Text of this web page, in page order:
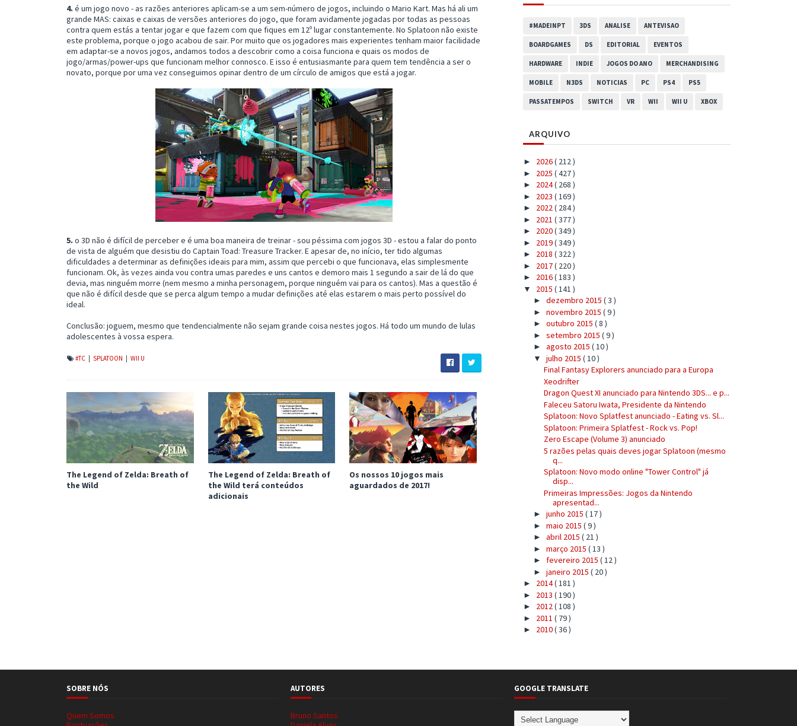
4. é um jogo novo - as razões anteriores aplicam-se a um sem-número de jogos, incluindo o Mario Kart. Mas há ali um
grande MAS: caixas e caixas de versões anteriores do jogo, que foram avidamente jogadas por todas as pessoas
contra quem estás a tentar jogar e que fazem com que fiques em 12º lugar constantemente. No Splatoon não existe
este problema, porque o jogo acabou de sair. Por muito que os jogadores mais experientes tenham maior facilidade
em adaptar-se a novos jogos, andamos todos a descobrir como a coisa funciona e quais os modos de
jogo/armas/power-ups que funcionam melhor connosco. E isso é entusiasmante para quem tem tendência a ser o
novato, porque por uma vez conseguimos opinar dentro de um círculo de amigos que está a jogar.
5. o 3D não é difícil de perceber e é uma boa maneira de treinar - sou péssima com jogos 3D - estou a falar do ponto
de vista de alguém que desistiu do Captain Toad: Treasure Tracker. E apesar de, no início, ter tido algumas
dificuldades a determinar as definições ideais para mim, assim que percebi o que funcionava, elas simplesmente
funcionam. Ok, às vezes ainda vou contra umas paredes e uns cantos e demoro mais 1 segundo a sair de lá do que
devia, mas ninguém morre (nem mesmo a minha personagem, porque ninguém vai para os cantos). Mas a questão é
que não é difícil desde que se perca algum tempo a mudar definições até elas estarem o mais perto possível do
ideal.
Conclusão: joguem, mesmo que tendencialmente não sejam grande coisa nestes jogos. Há todo um mundo de lulas
adolescentes à vossa espera.
#TC SPLATOON WII U
The Legend of Zelda: Breath of
the Wild
The Legend of Zelda: Breath of
the Wild terá conteúdos
adicionais
Os nossos 10 jogos mais
aguardados de 2017!
#MADEINPT 3DS ANALISE ANTEVISAO
BOARDGAMES DS EDITORIAL EVENTOS
HARDWARE INDIE JOGOS DO ANO MERCHANDISING
MOBILE N3DS NOTICIAS PC PS4 PS5
PASSATEMPOS SWITCH VR WII WII U XBOX
ARQUIVO
► 2026( 212 )
► 2025 ( 427 )
► 2024( 268 )
► 2023 ( 169 )
► 2022( 284 )
► 2021 ( 377 )
► 2020( 349 )
► 2019( 349 )
► 2018 ( 322 )
► 2017( 220 )
► 2016( 183 )
▼ 2015 ( 141 )
► dezembro 2015 ( 3 )
► novembro 2015 ( 9 )
► outubro 2015 ( 8 )
► setembro 2015 ( 9 )
► agosto 2015 ( 10 )
▼ julho 2015 ( 10 )
Final Fantasy Explorers anunciado para a Europa
Xeodrifter
Dragon Quest XI anunciado para Nintendo 3DS... e p...
Faleceu Satoru Iwata, Presidente da Nintendo
Splatoon: Novo Splatfest anunciado - Eating vs. Sl...
Splatoon: Primeira Splatfest - Rock vs. Pop!
Zero Escape (Volume 3) anunciado
5 razões pelas quais deves jogar Splatoon (mesmo
q...
Splatoon: Novo modo online "Tower Control" já
disp...
Primeiras Impressões: Jogos da Nintendo
apresentad...
► junho 2015 ( 17 )
► maio 2015 ( 9 )
► abril 2015 ( 21 )
► março 2015 ( 13 )
► fevereiro 2015 ( 12 )
► janeiro 2015 ( 20 )
► 2014( 181 )
► 2013 ( 190 )
► 2012( 108 )
► 2011 ( 79 )
► 2010( 36 )
SOBRE NÓS
Quem Somos
AUTORES
Bruno Santos
GOOGLE TRANSLATE